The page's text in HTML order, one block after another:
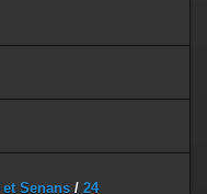
Senans / 24